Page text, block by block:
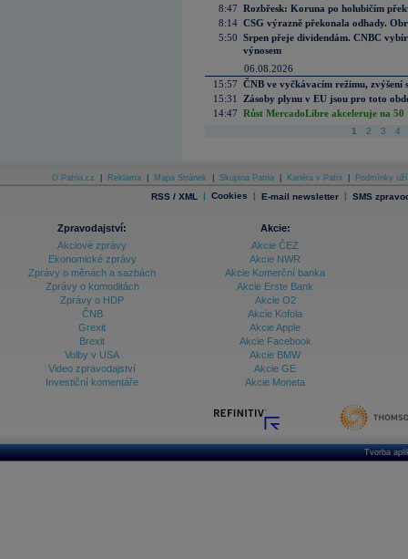
8:47 Rozbřesk: Koruna po holubičím
8:14 CSG výrazně překonala odhady.
5:50 Srpen přeje dividendám. CNBC
výnosem
06.08.2026
15:57 ČNB ve vyčkávacím režimu, zvýšení
15:31
Zásoby plynu v EU jsou pro toto
14:47 Růst MercadoLibre akceleruje na
1 2 3 4
O Patria.cz Reklama Mapa Stránek Skupina Patria Kariéra v Patrii Podmínky
RSS / XML | Cookies | E-mail newsletter | SMS
Zpravodajství:
Akciové zprávy
Ekonomické zprávy
Zprávy o měnách a sazbách
Zprávy o komoditách
Zprávy o HDP
ČNB
Grexit
Brexit
Volby v USA
Video zpravodajství
Investiční komentáře
Akcie:
Akcie ČEZ
Akcie NWR
Akcie Komerční banka
Akcie Erste Bank
Akcie O2
Akcie Kofola
Akcie Apple
Akcie Facebook
Akcie BMW
Akcie GE
Akcie Moneta
Tvorba